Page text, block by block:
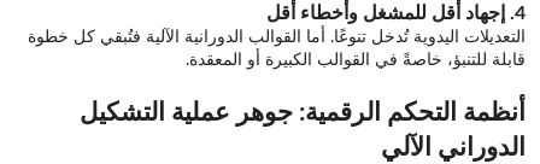
4. إجهاد أقل للمشغل وأخطاء أقل
التعديلات اليدوية تُدخل تنوعًا. أما القوالب الدورانية الآلية فتُبقي كل خطوة
قابلة للتنبؤ، خاصةً في القوالب الكبيرة أو المعقدة.
أنظمة التحكم الرقمية: جوهر عملية التشكيل
الدوراني الآلي